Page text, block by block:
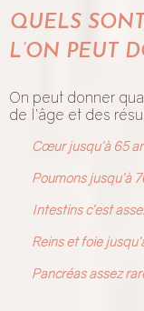
QUELS
L’ON PEUT
On peut donner
de l’âge et des
Cœur jusqu’à 65
Poumons jusqu’à
Intestins c’est
Reins et foie
Pancréas assez